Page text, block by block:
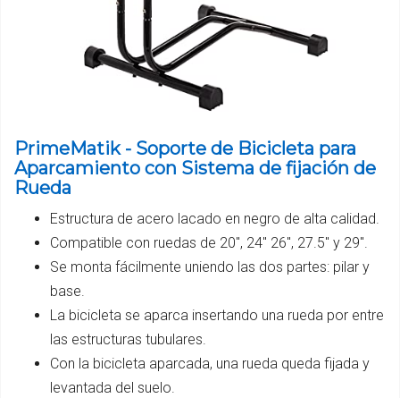
PrimeMatik - Soporte de Bicicleta para
Aparcamiento con Sistema de fijación de
Rueda
Estructura de acero lacado en negro de alta calidad.
Compatible con ruedas de 20", 24" 26", 27.5" y 29".
Se monta fácilmente uniendo las dos partes: pilar y
base.
La bicicleta se aparca insertando una rueda por entre
las estructuras tubulares.
Con la bicicleta aparcada, una rueda queda fijada y
levantada del suelo.